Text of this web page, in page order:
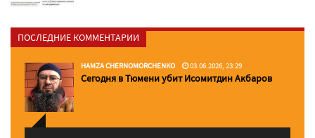
ПОСЛЕДНИЕ КОММЕНТАРИИ
HAMZA CHERNOMORCHENKO 03.06.2026, 23:29
Сегодня в Тюмени убит Исомитдин Акбаров